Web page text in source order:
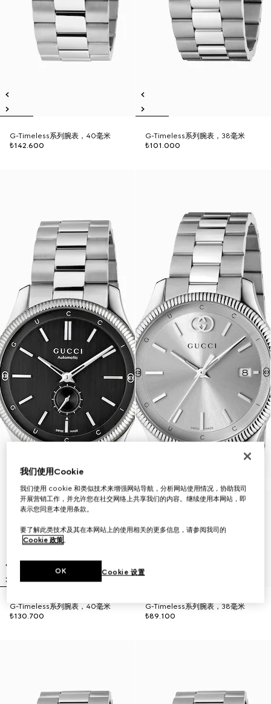
G-Timeless系列腕表，40毫米
₺142.600
G-Timeless系列腕表，38毫米
₺101.000
G-Timeless系列腕表，40毫米
₺130.700
G-Timeless系列腕表，38毫米
₺89.100
我们使用Cookie
我们使用 cookie 和类似技术来增强网站导航，分析网站使用情况，协助我司
开展营销工作，并允许您在社交网络上共享我们的内容。继续使用本网站，即
表示您同意本使用条款。
要了解此类技术及其在本网站上的使用相关的更多信息，请参阅我司的
Cookie 政策。
Cookie 设置
OK